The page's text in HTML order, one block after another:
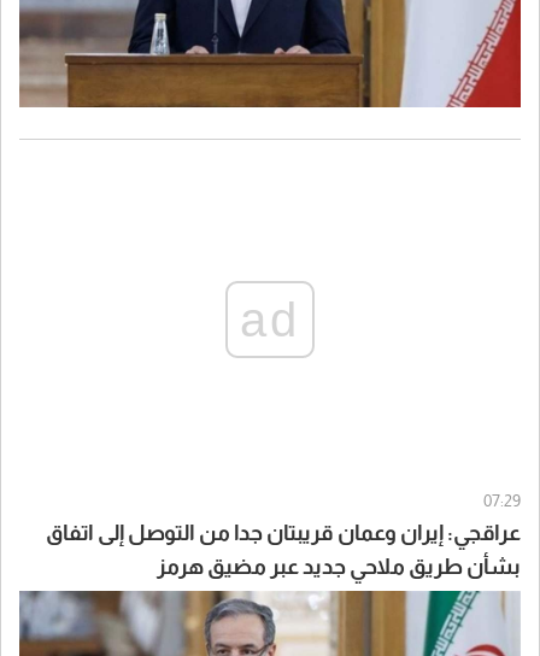
ad
07:29
عراقجي: إيران وعمان قريبتان جدا من التوصل إلى اتفاق
بشأن طريق ملاحي جديد عبر مضيق هرمز